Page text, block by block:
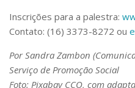
Inscrições para a palestra:
Contato: (16) 3373-8272 ou
Por Sandra Zambon
Serviço de Promoção Social
Foto: Pixabay CCO, com